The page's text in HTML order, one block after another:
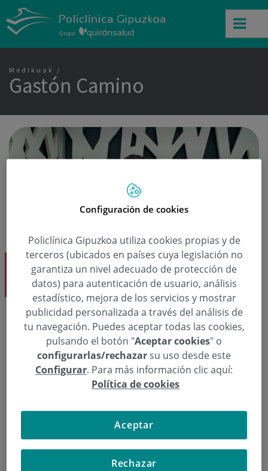
Medikuak
Gastón Camino
Gastón Camino Dk.
Traumatología
Gastón Camino Dk.
Eskatu hitzordu bat
943 50 20 49 Hitzordua eskatu
Configuración de cookies
Policlínica Gipuzkoa utiliza cookies propias y de
terceros (ubicados en países cuya legislación no
garantiza un nivel adecuado de protección de
datos) para autenticación de usuario, análisis
estadístico, mejora de los servicios y mostrar
publicidad personalizada a través del análisis de
tu navegación. Puedes aceptar todas las cookies,
pulsando el botón "Aceptar cookies" o
configurarlas/rechazarsu uso desde este
Configurar. Para más información clic aquí:
Política de cookies
Rechazar
Aceptar